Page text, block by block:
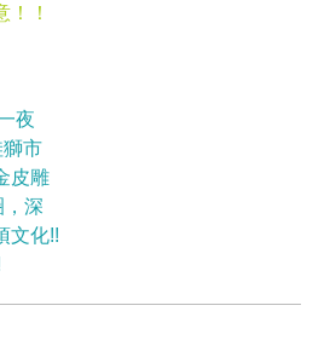
！
夜
獅市
皮雕
，深
文化!!